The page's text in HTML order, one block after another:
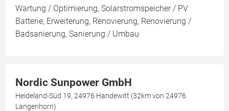
Wartung / Optimierung, Solarstromspeicher / PV
Batterie, Erweiterung, Renovierung, Renovierung /
Badsanierung, Sanierung / Umbau
Nordic Sunpower GmbH
Heideland-Süd 19, 24976 Handewitt (32km von 24976
Langenhorn)